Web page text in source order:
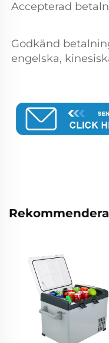
Accepterad
Godkänd
engelska,